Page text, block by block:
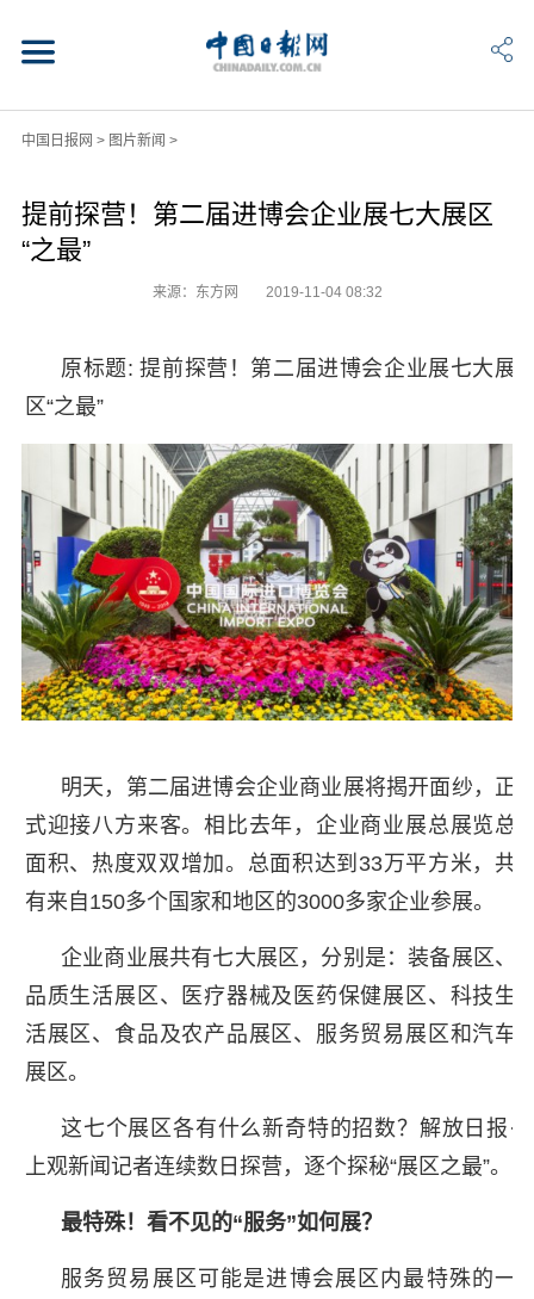
中国日报网 > 图片新闻 >
提前探营！第二届进博会企业展七大展区
“之最”
来源：东方网 2019-11-04 08:32
原标题: 提前探营！第二届进博会企业展七大展
区“之最”
明天，第二届进博会企业商业展将揭开面纱，正
式迎接八方来客。相比去年，企业商业展总展览总
面积、热度双双增加。总面积达到33万平方米，共
有来自150多个国家和地区的3000多家企业参展。
企业商业展共有七大展区，分别是：装备展区、
品质生活展区、医疗器械及医药保健展区、科技生
活展区、食品及农产品展区、服务贸易展区和汽车
展区。
这七个展区各有什么新奇特的招数？解放日报·
上观新闻记者连续数日探营，逐个探秘“展区之最”。
最特殊！看不见的“服务”如何展？
服务贸易展区可能是进博会展区内最特殊的一